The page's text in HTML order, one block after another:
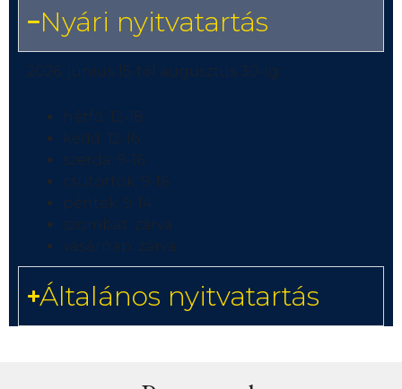
Nyári nyitvatartás
2026. június 15-től augusztus 30-ig:
hétfő: 12-18
kedd: 12-16
szerda: 9-16
csütörtök: 9-16
péntek: 9-14
szombat: zárva
vasárnap: zárva
Általános nyitvatartás